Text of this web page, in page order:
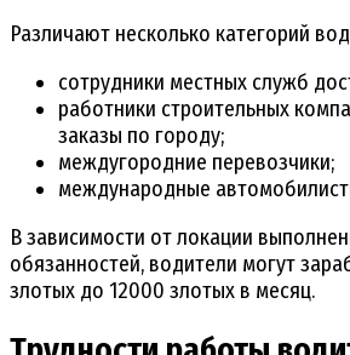
Различают несколько категорий
сотрудники местных служб
работники строительных
заказы по городу;
междугородние перевозчики;
международные
В зависимости от локации
обязанностей, водители могут
злотых до 12000 злотых в месяц.